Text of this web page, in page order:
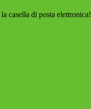
casella di posta elettronica!